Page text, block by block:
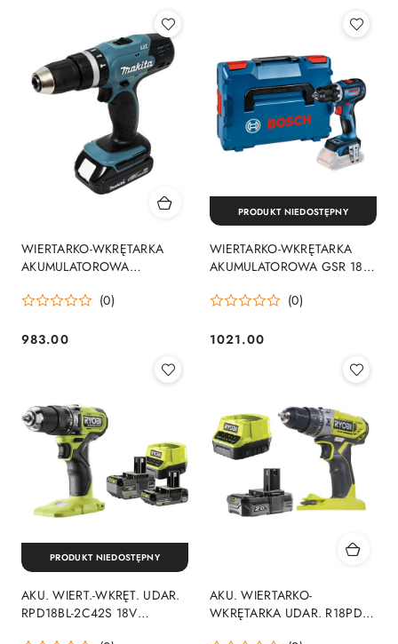
WIERTARKO-WKRĘTARKA
AKUMULATOROWA
B
(0)
Cena:
983.00
WIERTARKO-WKRĘTARKA
AKUMULATOROWA GSR 18V-
(0)
Cena:
1021.00
PRODUKT NIEDOSTĘPNY
AKU. WIERT.-WKRĘT. UDAR.
RPD18BL-2C42S 18V
PRODUKT NIEDOSTĘPNY
AKU. WIERTARKO-
WKRĘTARKA UDAR. R18PD2-